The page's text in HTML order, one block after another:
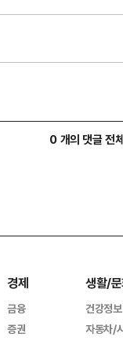
0 개의 댓글 전
경제
금융
증권
생활/
건강정보
자동차/